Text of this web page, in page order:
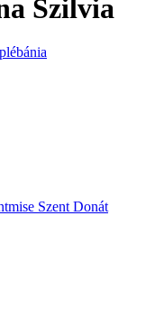
Szilvia
Szent Donát